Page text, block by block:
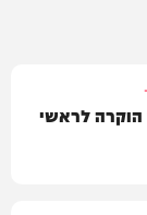
הוקרה לראשי